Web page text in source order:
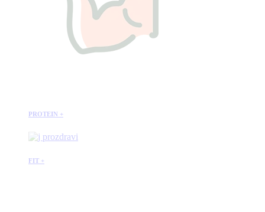
PROTEIN +
FIT +